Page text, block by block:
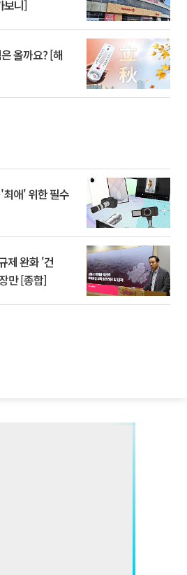
보니]
올까요? [해
애' 위한 필수
제 완화 '건
만 [종합]